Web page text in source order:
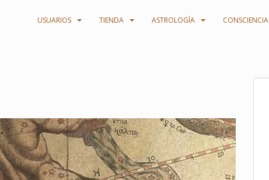
USUARIOS TIENDA ASTROLOGÍA CONSCIENCIA